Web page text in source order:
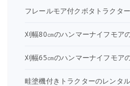
フレールモア付クボタトラクタ
刈幅80㎝のハンマーナイフモア
刈幅65㎝のハンマーナイフモア
畦塗機付きトラクターのレンタル